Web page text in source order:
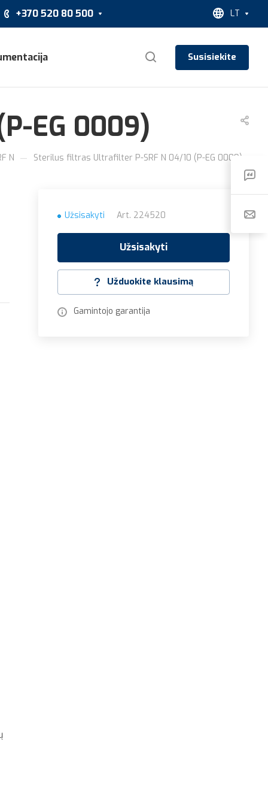
+370 520 80 500 LT
Susisiekite
EG 0009)
N — Sterilus filtras Ultrafilter P-SRF N 04/10 (P-EG 0009)
Užsisakyti Art. 224520
Užsisakyti
Užduokite klausimą
Gamintojo garantija